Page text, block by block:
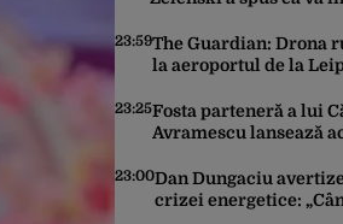
operațiunea Kievului
23:59The Guardian: Drona
la aeroportul de la
tensiunilor NATO-
23:25Fosta parteneră a lui
Avramescu lansează
sesizat DIICOT:
dezbrăcat cu copiii”.
23:00Dan Dungaciu
crizei energetice: